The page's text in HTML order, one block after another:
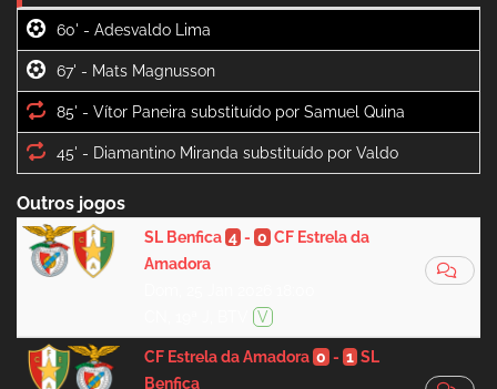
60' -
67' -
85' -
45' -
Outros jogos
SL Benfica 4- 0 CF Estrela da
Amadora
V
CF Estrela da Amadora 0 - 1 SL
Benfica